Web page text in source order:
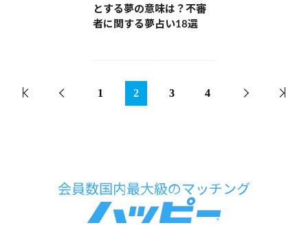
とする夢の意味は？不審
者に関する夢占い18選
1 2 3 4